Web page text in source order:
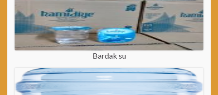
Bardak su